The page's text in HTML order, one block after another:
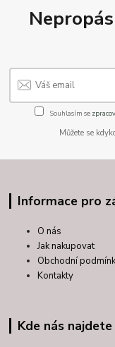
Souhlasím se
Můžete se
Informace pro
O nás
Jak nakupovat
Obchodní
Kontakty
Kde nás najdete